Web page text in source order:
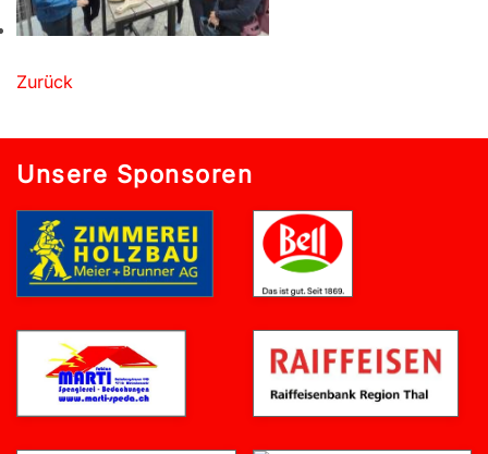
Zurück
Unsere Sponsoren